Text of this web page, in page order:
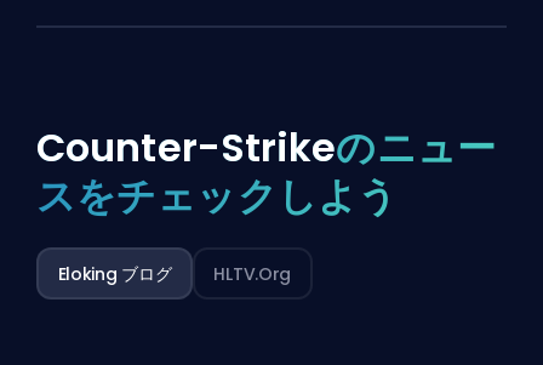
Counter-Strikeのニュー
スをチェックしよう
Eloking ブログ HLTV.org